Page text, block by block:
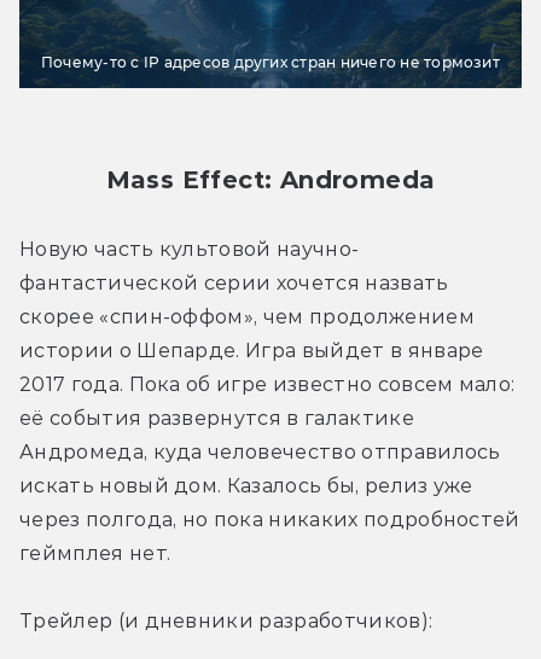
Почему-то с IP адресов других стран ничего не тормозит
Mass Effect: Andromeda
Новую часть культовой научно-
фантастической серии хочется назвать
скорее «спин-оффом», чем продолжением
истории о Шепарде. Игра выйдет в январе
2017 года. Пока об игре известно совсем мало:
её события развернутся в галактике
Андромеда, куда человечество отправилось
искать новый дом. Казалось бы, релиз уже
через полгода, но пока никаких подробностей
геймплея нет.
Трейлер (и дневники разработчиков):